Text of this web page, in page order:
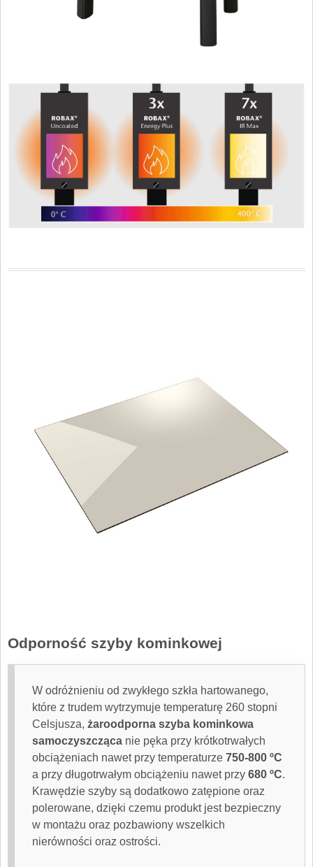
Odporność szyby kominkowej
W odróżnieniu od zwykłego szkła hartowanego,
które z trudem wytrzymuje temperaturę 260 stopni
Celsjusza, żaroodporna szyba kominkowa
samoczyszcząca nie pęka przy krótkotrwałych
obciążeniach nawet przy temperaturze 750-800 ºC
a przy długotrwałym obciążeniu nawet przy 680 ºC.
Krawędzie szyby są dodatkowo zatępione oraz
polerowane, dzięki czemu produkt jest bezpieczny
w montażu oraz pozbawiony wszelkich
nierówności oraz ostrości.